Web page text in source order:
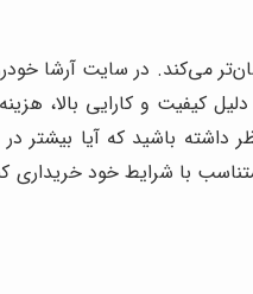
می‌کند. در سایت آرشا
کیفیت و کارایی بالا،
باشید که آیا بیشتر
با شرایط خود خریداری